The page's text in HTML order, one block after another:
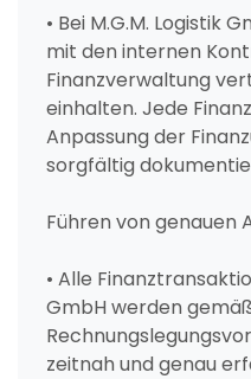
• Bei M.G.M. Logistik
mit den internen
Finanzverwaltung
einhalten. Jede
Anpassung der
sorgfältig
Führen von genauen
• Alle
GmbH werden
zeitnah und genau